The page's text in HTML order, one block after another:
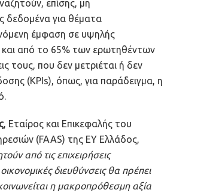
επίσης, μη
δεδομένα για θέματα
έμφαση σε υψηλής
και από το 65% των ερωτηθέντων
τους, που δεν μετριέται ή δεν
(KPIs), όπως, για παράδειγμα, η
, Εταίρος και Επικεφαλής του
(FAAS) της ΕΥ Ελλάδος,
από τις επιχειρήσεις
διευθύνσεις θα πρέπει
η μακροπρόθεσμη αξία